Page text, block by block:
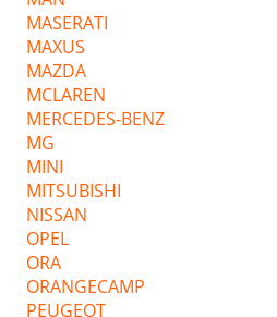
MASERATI
MAXUS
MAZDA
MCLAREN
MERCEDES-BENZ
MG
MINI
MITSUBISHI
NISSAN
OPEL
ORA
ORANGECAMP
PEUGEOT